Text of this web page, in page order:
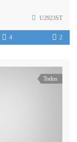
U2923ST
4 2
Todos